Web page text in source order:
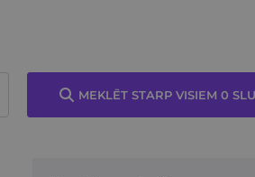
MEKLĒT STARP VISIEM 0